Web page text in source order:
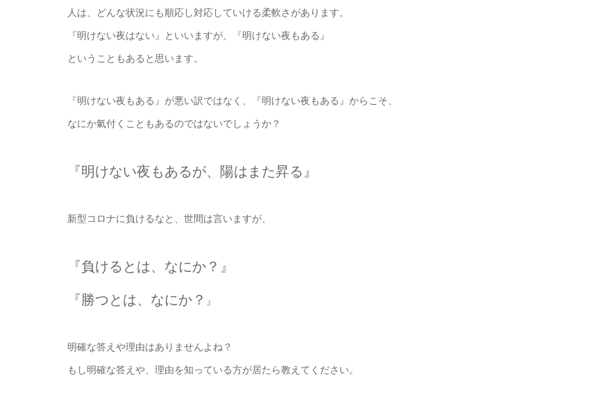
人は、どんな状況にも順応し対応していける柔軟さがあります。
『明けない夜はない』といいますが、『明けない夜もある』
ということもあると思います。
『明けない夜もある』が悪い訳ではなく、『明けない夜もある』からこそ、
なにか氣付くこともあるのではないでしょうか？
『明けない夜もあるが、陽はまた昇る』
新型コロナに負けるなと、世間は言いますが、
『負けるとは、なにか？』
『勝つとは、なにか？ 』
明確な答えや理由はありませんよね？
もし明確な答えや、理由を知っている方が居たら教えてください。